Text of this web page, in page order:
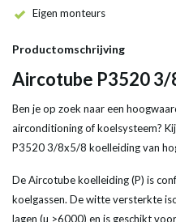
Eigen monteurs
Productomschrijving
Aircotube P3520
Ben je op zoek naar een
airconditioning of koelsysteem?
P3520 3/8x5/8 koelleiding van
De Aircotube koelleiding (P) is
koelgassen. De witte versterkte
lagen (µ >6000) en is geschikt